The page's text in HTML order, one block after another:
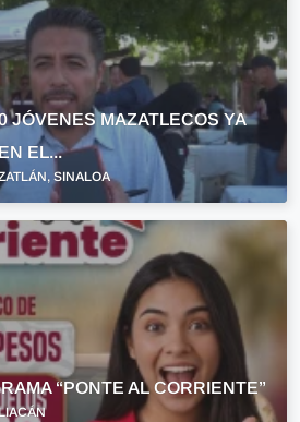
JÓVENES MAZATLECOS YA
EL...
SINALOA
“PONTE AL CORRIENTE”